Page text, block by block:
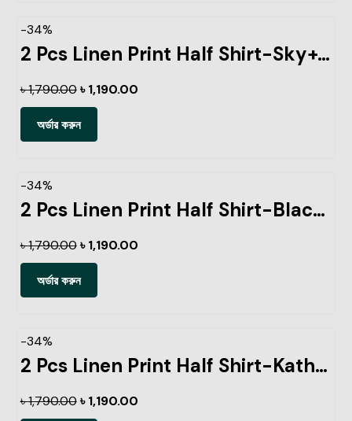
-34%
2 Pcs Linen Print Half Shirt-Sky+Ash
৳1,790.00 ৳1,190.00
অর্ডার করুন
-34%
2 Pcs Linen Print Half Shirt-Black-+Kathal
৳1,790.00 ৳1,190.00
অর্ডার করুন
-34%
2 Pcs Linen Print Half Shirt-Kathal+Pest
৳1,790.00 ৳1,190.00